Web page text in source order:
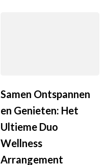
Samen Ontspannen
en Genieten: Het
Ultieme Duo
Wellness
Arrangement